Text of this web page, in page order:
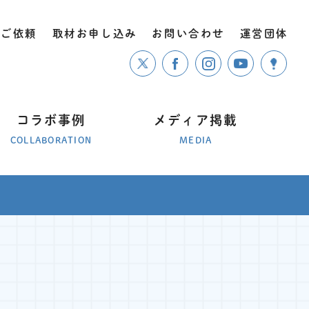
コラボ事例
COLLABORATION
メディア掲載
MEDIA
依頼 取材お申し込み お問い合わせ 運営団体